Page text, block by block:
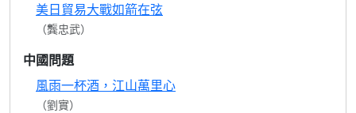
美日貿易大戰如箭在弦
（龔忠武）
中國問題
風雨一杯酒，江山萬里心
（劉實）